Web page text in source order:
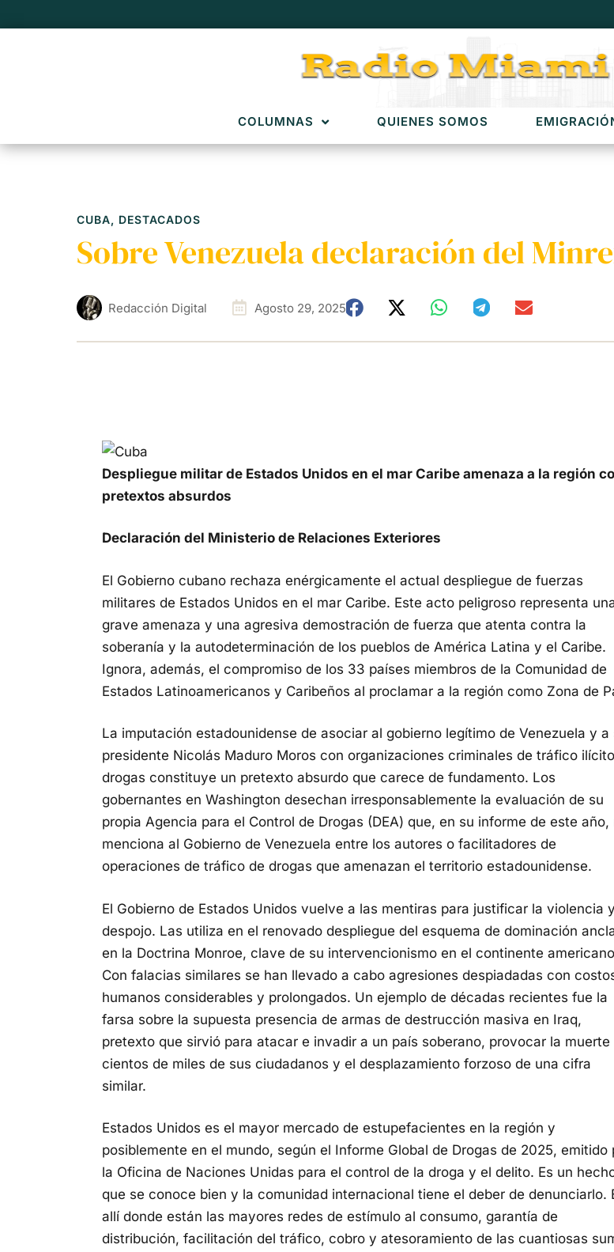
COLUMNAS QUIENES SOMOS
CUBA, DESTACADOS
Sobre Venezuela declaración del
Redacción Digital Agosto 29, 2025
Despliegue militar de Estados Unidos en el mar Caribe amenaza a la región
pretextos absurdos
Declaración del Ministerio de Relaciones Exteriores
El Gobierno cubano rechaza enérgicamente el actual despliegue de fuerzas
militares de Estados Unidos en el mar Caribe. Este acto peligroso representa
grave amenaza y una agresiva demostración de fuerza que atenta contra la
soberanía y la autodeterminación de los pueblos de América Latina y el Caribe.
Ignora, además, el compromiso de los 33 países miembros de la Comunidad de
Estados Latinoamericanos y Caribeños al proclamar a la región como Zona de
La imputación estadounidense de asociar al gobierno legítimo de Venezuela y a
presidente Nicolás Maduro Moros con organizaciones criminales de tráfico
drogas constituye un pretexto absurdo que carece de fundamento. Los
gobernantes en Washington desechan irresponsablemente la evaluación de su
propia Agencia para el Control de Drogas (DEA) que, en su informe de este año,
menciona al Gobierno de Venezuela entre los autores o facilitadores de
operaciones de tráfico de drogas que amenazan el territorio estadounidense.
El Gobierno de Estados Unidos vuelve a las mentiras para justificar la violencia
despojo. Las utiliza en el renovado despliegue del esquema de dominación
en la Doctrina Monroe, clave de su intervencionismo en el continente
Con falacias similares se han llevado a cabo agresiones despiadadas con
humanos considerables y prolongados. Un ejemplo de décadas recientes fue la
farsa sobre la supuesta presencia de armas de destrucción masiva en Iraq,
pretexto que sirvió para atacar e invadir a un país soberano, provocar la muerte
cientos de miles de sus ciudadanos y el desplazamiento forzoso de una cifra
similar.
Estados Unidos es el mayor mercado de estupefacientes en la región y
posiblemente en el mundo, según el Informe Global de Drogas de 2025, emitido
la Oficina de Naciones Unidas para el control de la droga y el delito. Es un
que se conoce bien y la comunidad internacional tiene el deber de denunciarlo.
allí donde están las mayores redes de estímulo al consumo, garantía de
distribución, facilitación del tráfico, cobro y atesoramiento de las cuantiosas